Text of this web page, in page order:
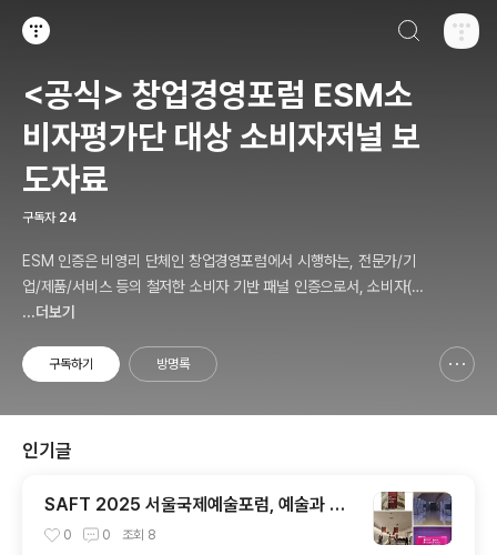
<공식> 창업경영포럼 ESM소
비자평가단 대상 소비자저널 보
도자료
구독자 24
ESM 인증은 비영리 단체인 창업경영포럼에서 시행하는, 전문가/기
업/제품/서비스 등의 철저한 소비자 기반 패널 인증으로서, 소비자(의
뢰인)에게 제공하는 패널인증 솔루션 서비스를 말합니다.
...더보기
구독하기 방명록
인기글
SAFT 2025 서울국제예술포럼, 예술과 미
래를 향한 세계의 대화가 서울에서 시작되다
0 0 조회 8